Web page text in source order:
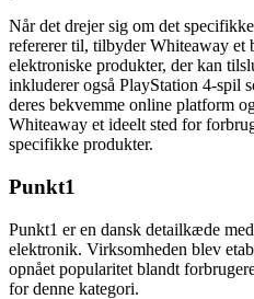
Når det drejer sig om det
refererer til, tilbyder Whiteaway et
elektroniske produkter, der kan
inkluderer også PlayStation 4-spil
deres bekvemme online platform
Whiteaway et ideelt sted for
specifikke produkter.
Punkt1
Punkt1 er en dansk detailkæde
elektronik. Virksomheden blev
opnået popularitet blandt
for denne kategori.